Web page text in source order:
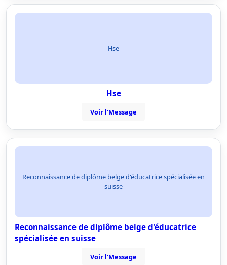
Hse
Hse
Voir l'Message
Reconnaissance de diplôme belge d'éducatrice spécialisée en
suisse
Reconnaissance de diplôme belge d'éducatrice
spécialisée en suisse
Voir l'Message